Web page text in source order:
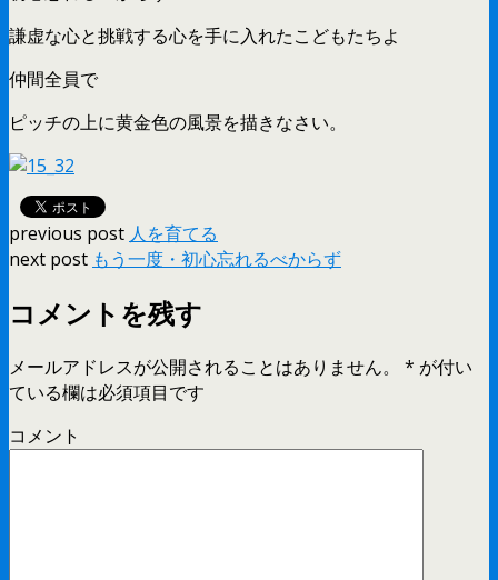
謙虚な心と挑戦する心を手に入れたこどもたちよ
仲間全員で
ピッチの上に黄金色の風景を描きなさい。
previous post 人を育てる
next post もう一度・初心忘れるべからず
コメントを残す
メールアドレスが公開されることはありません。 * が付い
ている欄は必須項目です
コメント